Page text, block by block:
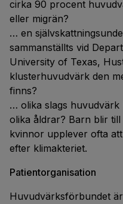
cirka 90 procent
eller migrän?
… en
sammanställts vid
University of Texas,
klusterhuvudvärk den
finns?
… olika slags huvudvärk
olika åldrar? Barn blir
kvinnor upplever ofta
efter klimakteriet.
Patientorganisation
Huvudvärksförbundet